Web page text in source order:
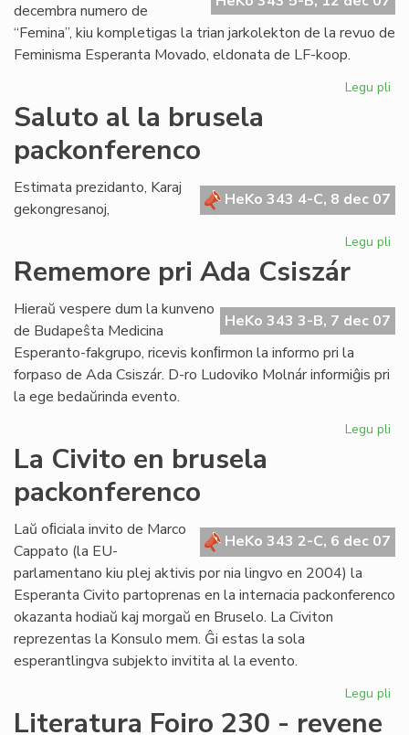
decembra numero de
“Femina”, kiu kompletigas la trian jarkolekton de la revuo de
Feminisma Esperanta Movado, eldonata de LF-koop.
Legu pli
de
Saluto al la brusela
packonferenco
HeKo 343 4-C, 8 dec 07
Estimata prezidanto, Karaj
gekongresanoj,
Legu pli
Rememore pri Ada Csiszár
HeKo 343 3-B, 7 dec 07
Hieraŭ vespere dum la kunveno
de Budapeŝta Medicina
Esperanto-fakgrupo, ricevis konﬁrmon la informo pri la
forpaso de Ada Csiszár. D-ro Ludoviko Molnár informiĝis pri
la ege bedaŭrinda evento.
Legu pli
La Civito en brusela
packonferenco
HeKo 343 2-C, 6 dec 07
Laŭ oﬁciala invito de Marco
Cappato (la EU-
parlamentano kiu plej aktivis por nia lingvo en 2004) la
Esperanta Civito partoprenas en la internacia packonferenco
okazanta hodiaŭ kaj morgaŭ en Bruselo. La Civiton
reprezentas la Konsulo mem. Ĝi estas la sola
esperantlingva subjekto invitita al la evento.
Legu pli
Literatura Foiro 230 - revene